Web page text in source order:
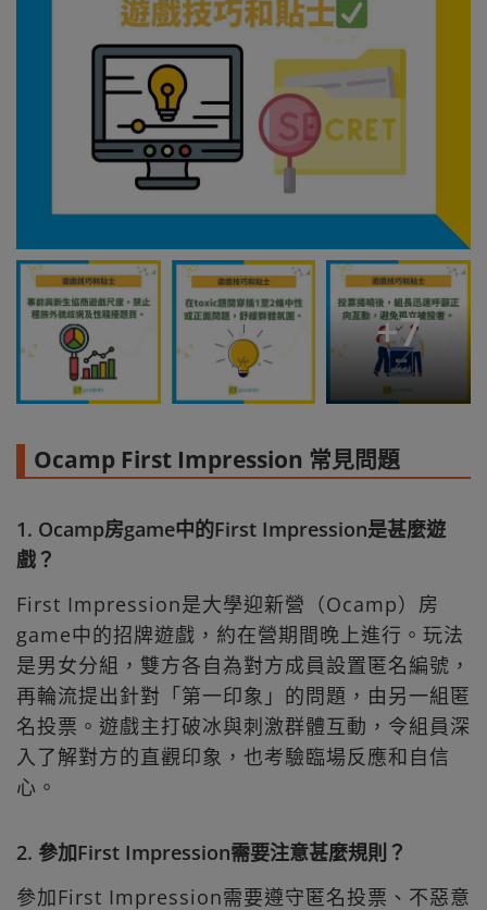
+7
Ocamp First Impression 常見問題
1. Ocamp房game中的First Impression是甚麼遊
戲？
First Impression是大學迎新營（Ocamp）房
game中的招牌遊戲，約在營期間晚上進行。玩法
是男女分組，雙方各自為對方成員設置匿名編號，
再輪流提出針對「第一印象」的問題，由另一組匿
名投票。遊戲主打破冰與刺激群體互動，令組員深
入了解對方的直觀印象，也考驗臨場反應和自信
心。
2. 參加First Impression需要注意甚麼規則？
參加First Impression需要遵守匿名投票、不惡意